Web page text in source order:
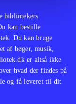
bibliotekers
kan bestille
Du kan bruge
af bøger, musik,
er altså ikke
hvad der findes på
og få leveret til dit